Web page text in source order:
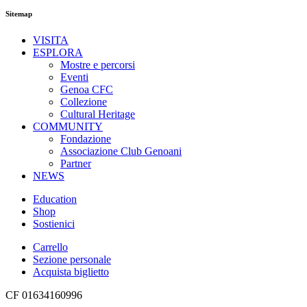
Sitemap
VISITA
ESPLORA
Mostre e percorsi
Eventi
Genoa CFC
Collezione
Cultural Heritage
COMMUNITY
Fondazione
Associazione Club Genoani
Partner
NEWS
Education
Shop
Sostienici
Carrello
Sezione personale
Acquista biglietto
CF 01634160996